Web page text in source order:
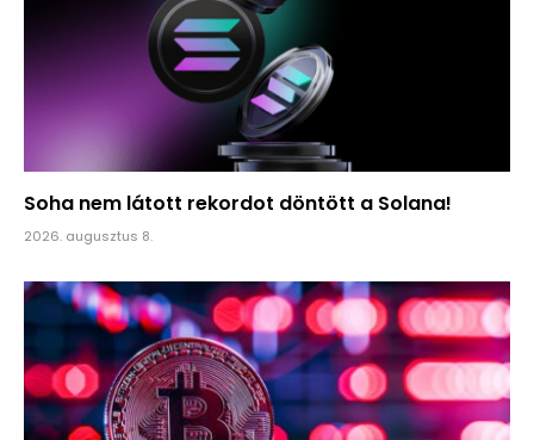
Soha nem látott rekordot döntött a Solana!
2026. augusztus 8.